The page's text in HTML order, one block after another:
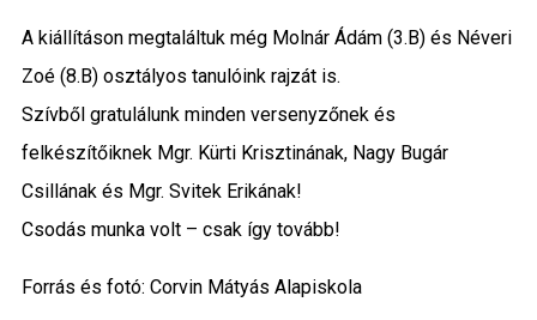
A kiállításon megtaláltuk még Molnár Ádám (3.B) és Néveri
Zoé (8.B) osztályos tanulóink rajzát is.
Szívből gratulálunk minden versenyzőnek és
felkészítőiknek Mgr. Kürti Krisztinának, Nagy Bugár
Csillának és Mgr. Svitek Erikának!
Csodás munka volt – csak így tovább!
Forrás és fotó: Corvin Mátyás Alapiskola